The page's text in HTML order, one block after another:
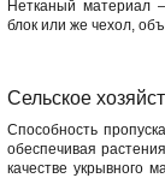
Нетканый материал
блок или же чехол,
Сельское
Способность
обеспечивая
качестве укрывного